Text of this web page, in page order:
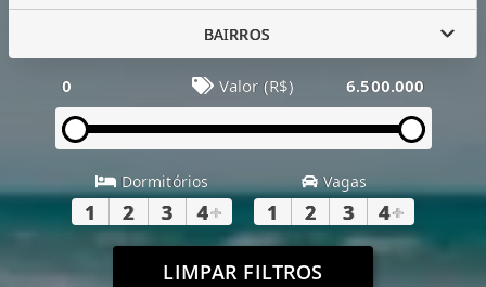
BAIRROS
0 Valor (R$) 6.500.000
Dormitórios
1 2 3 4+
Vagas
1 2 3 4+
LIMPAR FILTROS